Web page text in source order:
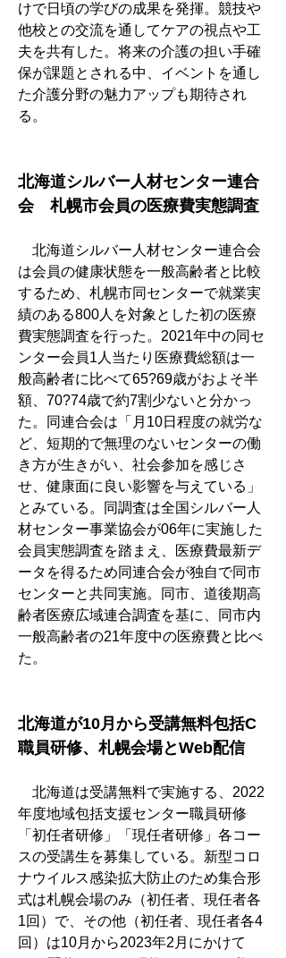
けで日頃の学びの成果を発揮。競技や
他校との交流を通してケアの視点や工
夫を共有した。将来の介護の担い手確
保が課題とされる中、イベントを通し
た介護分野の魅力アップも期待され
る。
北海道シルバー人材センター連合
会　札幌市会員の医療費実態調査
北海道シルバー人材センター連合会
は会員の健康状態を一般高齢者と比較
するため、札幌市同センターで就業実
績のある800人を対象とした初の医療
費実態調査を行った。2021年中の同セ
ンター会員1人当たり医療費総額は一
般高齢者に比べて65?69歳がおよそ半
額、70?74歳で約7割少ないと分かっ
た。同連合会は「月10日程度の就労な
ど、短期的で無理のないセンターの働
き方が生きがい、社会参加を感じさ
せ、健康面に良い影響を与えている」
とみている。同調査は全国シルバー人
材センター事業協会が06年に実施した
会員実態調査を踏まえ、医療費最新デ
ータを得るため同連合会が独自で同市
センターと共同実施。同市、道後期高
齢者医療広域連合調査を基に、同市内
一般高齢者の21年度中の医療費と比べ
た。
北海道が10月から受講無料包括C
職員研修、札幌会場とWeb配信
北海道は受講無料で実施する、2022
年度地域包括支援センター職員研修
「初任者研修」「現任者研修」各コー
スの受講生を募集している。新型コロ
ナウイルス感染拡大防止のため集合形
式は札幌会場のみ（初任者、現任者各
1回）で、その他（初任者、現任者各4
回）は10月から2023年2月にかけて